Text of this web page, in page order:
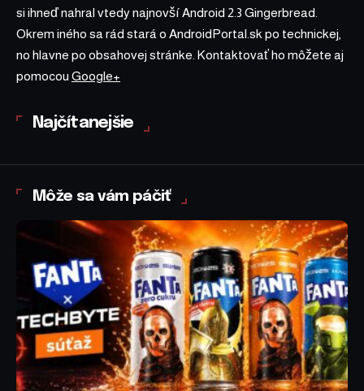
si ihneď nahral vtedy najnovší Android 2.3 Gingerbread.
Okrem iného sa rád stará o AndroidPortal.sk po technickej,
no hlavne po obsahovej stránke. Kontaktovať ho môžete aj
pomocou Google+
Najčítanejšie
Môže sa vám páčiť